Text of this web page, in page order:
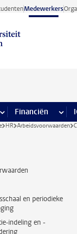
Medewerkers
meer HR pagina’s
Financiën
HR Arbeidsvoorwaarden
en periodieke
indeling en -